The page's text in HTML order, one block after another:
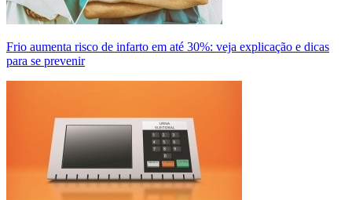
Frio aumenta risco de infarto em até 30%: veja explicação e dicas
para se prevenir